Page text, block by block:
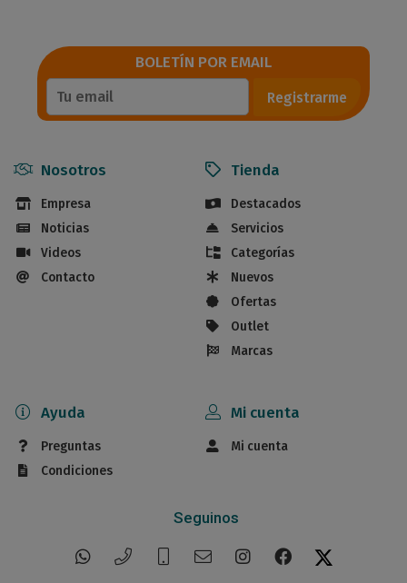
BOLETÍN POR EMAIL
Registrarme
Nosotros
Empresa
Noticias
Videos
Contacto
Tienda
Destacados
Servicios
Categorías
Nuevos
Ofertas
Outlet
Marcas
Ayuda
Preguntas
Condiciones
Mi cuenta
Mi cuenta
Seguinos